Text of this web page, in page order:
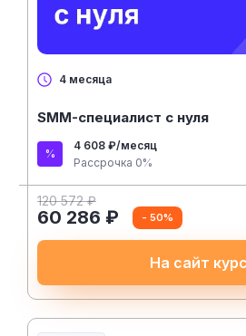
4 месяца
SMM-специалист с нуля
4 608 ₽/месяц
Рассрочка 0%
120 572 ₽
60 286 ₽ - 50%
На сайт